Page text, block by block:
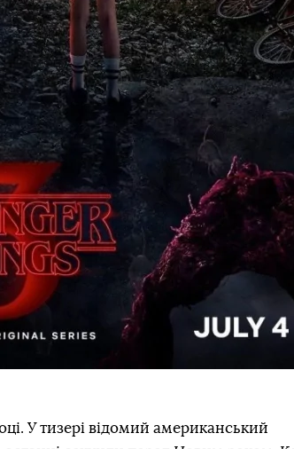
У тизері відомий американський